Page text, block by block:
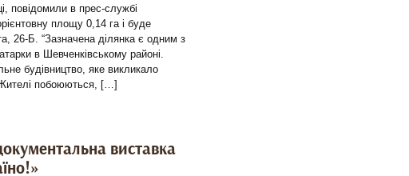
повідомили в прес-службі
площу 0,14 га і буде
26-Б. “Зазначена ділянка є одним з
в Шевченківському районі.
будівництво, яке викликало
побоюються, […]
виставка